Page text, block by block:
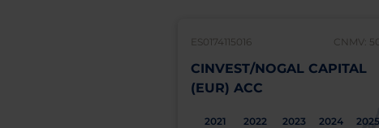
ES0174115016 CNMV:
CINVEST/NOGAL CAPITAL
(EUR) ACC
2021 2022 2023 2024 2025